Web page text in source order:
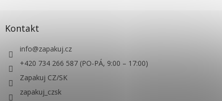
Kontakt
info@zapakuj.cz
+420 734 266 587 (PO-PÁ, 9:00 – 17:00)
Zapakuj CZ/SK
zapakuj_czsk